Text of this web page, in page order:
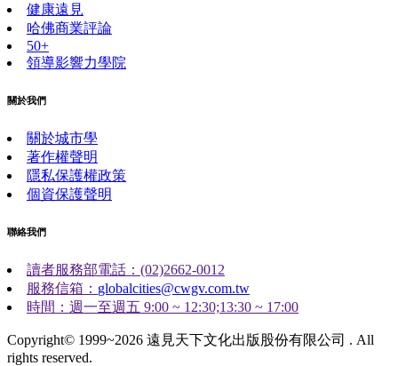
健康遠見
哈佛商業評論
50+
領導影響力學院
關於我們
關於城市學
著作權聲明
隱私保護權政策
個資保護聲明
聯絡我們
讀者服務部電話：(02)2662-0012
服務信箱： globalcities@cwgv.com.tw
時間：週一至週五 9:00 ~ 12:30;13:30 ~ 17:00
Copyright© 1999~2026 遠見天下文化出版股份有限公司 . All
rights reserved.